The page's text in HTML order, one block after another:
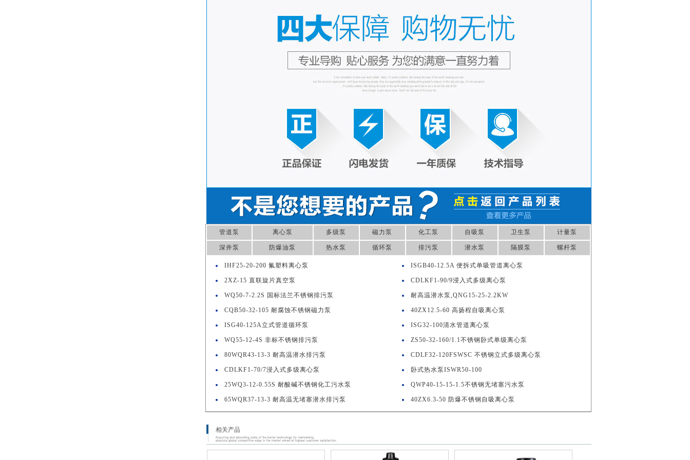
管道泵 离心泵 多级泵 磁力泵 化工泵 自吸泵 卫生泵 计量泵
深井泵 防爆油泵 热水泵 循环泵 排污泵 潜水泵 隔膜泵 螺杆泵
IHF25-20-200 氟塑料离心泵 ISGB40-12.5A 便拆式单吸管道离心泵
2XZ-15 直联旋片真空泵 CDLKF1-90/9浸入式多级离心泵
WQ50-7-2.2S 国标法兰不锈钢排污泵 耐高温潜水泵,QNG15-25-2.2KW
CQB50-32-105 耐腐蚀不锈钢磁力泵 40ZX12.5-60 高扬程自吸离心泵
ISG40-125A立式管道循环泵 ISG32-100清水管道离心泵
WQ55-12-4S 非标不锈钢排污泵 ZS50-32-160/1.1不锈钢卧式单级离心泵
80WQR43-13-3 耐高温潜水排污泵 CDLF32-120FSWSC 不锈钢立式多级离心泵
CDLKF1-70/7浸入式多级离心泵 卧式热水泵ISWR50-100
25WQ3-12-0.55S 耐酸碱不锈钢化工污水泵 QWP40-15-15-1.5不锈钢无堵塞污水泵
65WQR37-13-3 耐高温无堵塞潜水排污泵 40ZX6.3-50 防爆不锈钢自吸离心泵
相关产品